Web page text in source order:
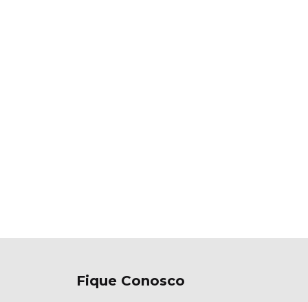
Fique Conosco